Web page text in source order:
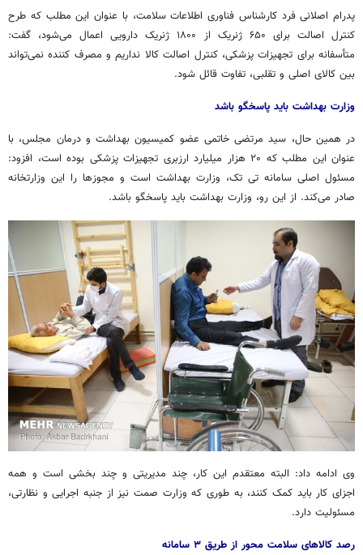
پدرام اصلانی فرد کارشناس فناوری اطلاعات سلامت، با عنوان این مطلب که طرح
کنترل اصالت برای ۶۵۰ ژنریک از ۱۸۰۰ ژنریک دارویی اعمال می‌شود، گفت:
متأسفانه برای تجهیزات پزشکی، کنترل اصالت کالا نداریم و مصرف کننده نمی‌تواند
بین کالای اصلی و تقلبی، تفاوت قائل شود.
وزارت بهداشت باید پاسخگو باشد
در همین حال، سید مرتضی خاتمی عضو کمیسیون بهداشت و درمان مجلس، با
عنوان این مطلب که ۲۰ هزار میلیارد ارزبری تجهیزات پزشکی بوده است، افزود:
مسئول اصلی سامانه تی تک، وزارت بهداشت است و مجوزها را این وزارتخانه
صادر می‌کند. از این رو، وزارت بهداشت باید پاسخگو باشد.
وی ادامه داد: البته معتقدم این کار، چند مدیریتی و چند بخشی است و همه
اجزای کار باید کمک کنند، به طوری که وزارت صمت نیز از جنبه اجرایی و نظارتی،
مسئولیت دارد.
رصد کالاهای سلامت محور از طریق ۳ سامانه